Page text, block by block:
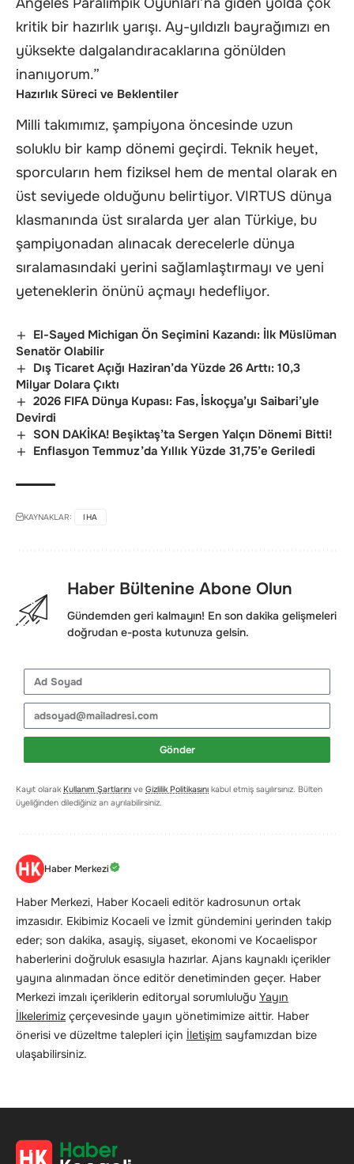
kritik bir hazırlık yarışı. Ay-yıldızlı bayrağımızı en
yüksekte dalgalandıracaklarına gönülden
inanıyorum.”
Hazırlık Süreci ve Beklentiler
Milli takımımız, şampiyona öncesinde uzun
soluklu bir kamp dönemi geçirdi. Teknik heyet,
sporcuların hem fiziksel hem de mental olarak en
üst seviyede olduğunu belirtiyor. VIRTUS dünya
klasmanında üst sıralarda yer alan Türkiye, bu
şampiyonadan alınacak derecelerle dünya
sıralamasındaki yerini sağlamlaştırmayı ve yeni
yeteneklerin önünü açmayı hedefliyor.
El-Sayed Michigan Ön Seçimini Kazandı: İlk Müslüman
Senatör Olabilir
Dış Ticaret Açığı Haziran’da Yüzde 26 Arttı: 10,3
Milyar Dolara Çıktı
2026 FIFA Dünya Kupası: Fas, İskoçya’yı Saibari’yle
Devirdi
SON DAKİKA! Beşiktaş’ta Sergen Yalçın Dönemi Bitti!
Enflasyon Temmuz’da Yıllık Yüzde 31,75’e Geriledi
KAYNAKLAR: IHA
Haber Bültenine Abone Olun
Gündemden geri kalmayın! En son dakika gelişmeleri
doğrudan e-posta kutunuza gelsin.
Gönder
Kayıt olarak Kullanım Şartlarını ve Gizlilik Politikasını kabul etmiş sayılırsınız. Bülten
üyeliğinden dilediğiniz an ayrılabilirsiniz.
Haber Merkezi
Haber Merkezi, Haber Kocaeli editör kadrosunun ortak
imzasıdır. Ekibimiz Kocaeli ve İzmit gündemini yerinden takip
eder; son dakika, asayiş, siyaset, ekonomi ve Kocaelispor
haberlerini doğruluk esasıyla hazırlar. Ajans kaynaklı içerikler
yayına alınmadan önce editör denetiminden geçer. Haber
Merkezi imzalı içeriklerin editoryal sorumluluğu Yayın
İlkelerimiz çerçevesinde yayın yönetimimize aittir. Haber
önerisi ve düzeltme talepleri için İletişim sayfamızdan bize
ulaşabilirsiniz.